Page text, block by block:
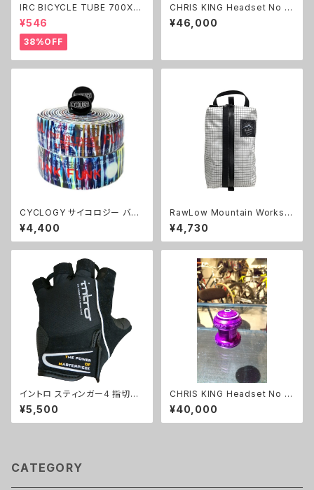
IRC BICYCLE TUBE 700X18
-26C 仏式 40mm , 48mm 6
0mm
¥546
38%OFF
CHRIS KING Headset No T
hread Set 1-1/8 TwoTone
Black Punch
¥46,000
CYCLOGY サイコロジー バー
テープ Motown Handlebar T
ape
¥4,400
RawLow Mountain Works
（ロウロウマウンテンワークス）
¥4,730
イントロ スティンガー4 指切り
グローブ ブルべ/ロングライド
用
¥5,500
CHRIS KING Headset No T
¥40,000
CATEGORY